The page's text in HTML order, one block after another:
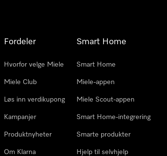
Fordeler
Hvorfor velge Miele
Miele Club
Løs inn verdikupong
Kampanjer
Produktnyheter
Om Klarna
Smart Home
Smart Home
Miele-appen
Miele Scout-appen
Smart Home-integrering
Smarte produkter
Hjelp til selvhjelp